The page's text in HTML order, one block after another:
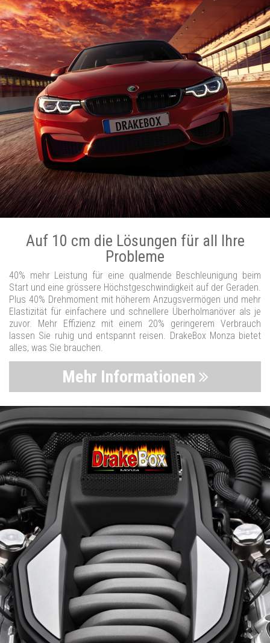
Auf 10 cm die Lösungen für all Ihre
Probleme
40% mehr Leistung für eine qualmende Beschleunigung beim
Start und eine grössere Höchstgeschwindigkeit auf der Geraden.
Plus 40% Drehmoment mit höherem Anzugsvermögen und mehr
Elastizität für einfachere und schnellere Überholmanöver als je
zuvor. Mehr Effizienz mit einem 20% geringerem Verbrauch
lassen Sie ruhig und entspannt reisen. DrakeBox Monza bietet
alles, was Sie brauchen.
Mehr Informationen